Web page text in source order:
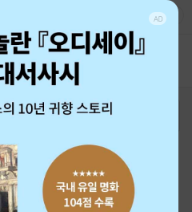
1
본 상품 주문/배송
6399
중고샵 1566-4295
의/채팅상담
) 사업자 정보